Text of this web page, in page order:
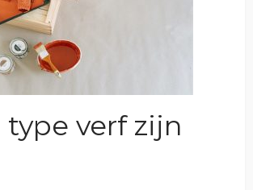
type verf zijn